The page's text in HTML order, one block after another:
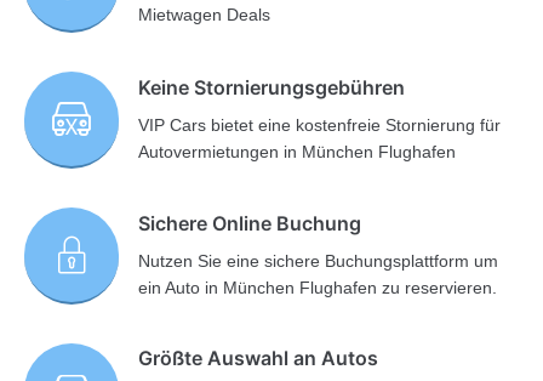
Mietwagen Deals
Keine Stornierungsgebühren
VIP Cars bietet eine kostenfreie Stornierung für
Autovermietungen in München Flughafen
Sichere Online Buchung
Nutzen Sie eine sichere Buchungsplattform um
ein Auto in München Flughafen zu reservieren.
Größte Auswahl an Autos